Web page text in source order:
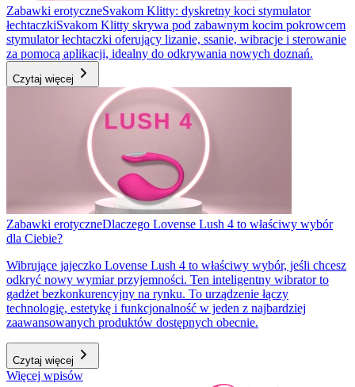
Zabawki erotyczneSvakom Klitty: dyskretny koci stymulator
łechtaczkiSvakom Klitty skrywa pod zabawnym kocim pokrowcem
stymulator łechtaczki oferujący lizanie, ssanie, wibracje i sterowanie
za pomocą aplikacji, idealny do odkrywania nowych doznań.
Czytaj więcej
Zabawki erotyczneDlaczego Lovense Lush 4 to właściwy wybór
dla Ciebie?
Wibrujące jajeczko Lovense Lush 4 to właściwy wybór, jeśli chcesz
odkryć nowy wymiar przyjemności. Ten inteligentny wibrator to
gadżet bezkonkurencyjny na rynku. To urządzenie łączy
technologię, estetykę i funkcjonalność w jeden z najbardziej
zaawansowanych produktów dostępnych obecnie.
Czytaj więcej
Więcej wpisów